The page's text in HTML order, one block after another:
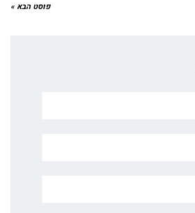
פוסט הבא »